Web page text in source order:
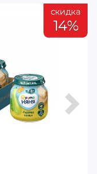
скидка
14%